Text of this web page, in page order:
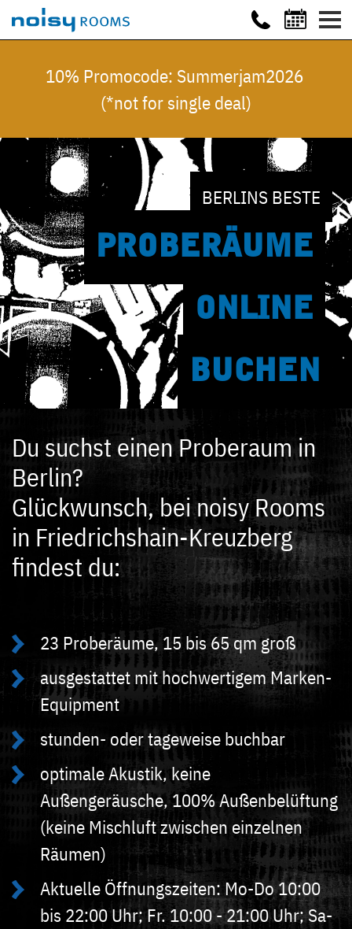
10% Promocode: Summerjam2026
(*not for single deal)
BERLINS BESTE
PROBE RÄUME
ONLINE
BUCHEN
Du suchst einen Proberaum in
Berlin?
Glückwunsch, bei noisy Rooms
in Friedrichshain-Kreuzberg
findest du:
23 Proberäume, 15 bis 65 qm groß
ausgestattet mit hochwertigem Marken-
Equipment
stunden- oder tageweise buchbar
optimale Akustik, keine
Außengeräusche, 100% Außenbelüftung
(keine Mischluft zwischen einzelnen
Räumen)
Aktuelle Öffnungszeiten: Mo-Do 10:00
bis 22:00 Uhr; Fr. 10:00 - 21:00 Uhr; Sa-